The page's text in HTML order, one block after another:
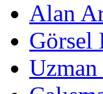
Alan
Görsel